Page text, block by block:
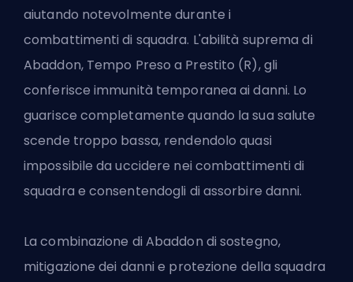
aiutando notevolmente durante i
combattimenti di squadra. L'abilità suprema di
Abaddon, Tempo Preso a Prestito (R), gli
conferisce immunità temporanea ai danni. Lo
guarisce completamente quando la sua salute
scende troppo bassa, rendendolo quasi
impossibile da uccidere nei combattimenti di
squadra e consentendogli di assorbire danni.
La combinazione di Abaddon di sostegno,
mitigazione dei danni e protezione della squadra